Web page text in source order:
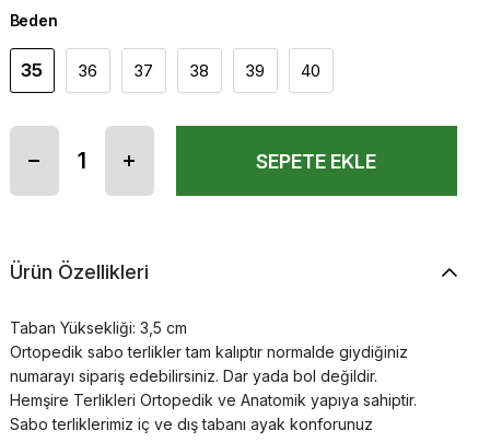
Beden
35 36 37 38 39 40
Ürün Özellikleri
Taban Yüksekliği: 3,5 cm
Ortopedik sabo terlikler tam kalıptır normalde giydiğiniz
numarayı sipariş edebilirsiniz. Dar yada bol değildir.
Hemşire Terlikleri Ortopedik ve Anatomik yapıya sahiptir.
Sabo terliklerimiz iç ve dış tabanı ayak konforunuz